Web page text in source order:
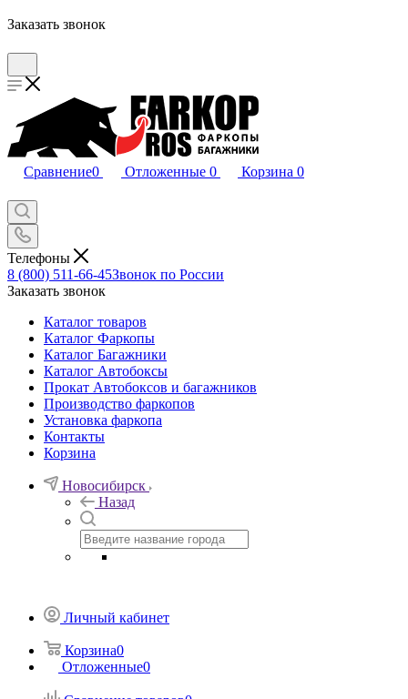
Заказать звонок
Сравнение0 Отложенные 0 Корзина 0
Телефоны
8 (800) 511-66-45Звонок по России
Заказать звонок
Каталог товаров
Каталог Фаркопы
Каталог Багажники
Каталог Автобоксы
Прокат Автобоксов и багажников
Производство фаркопов
Установка фаркопа
Контакты
Корзина
Новосибирск
Назад
Личный кабинет
Корзина0
Отложенные0